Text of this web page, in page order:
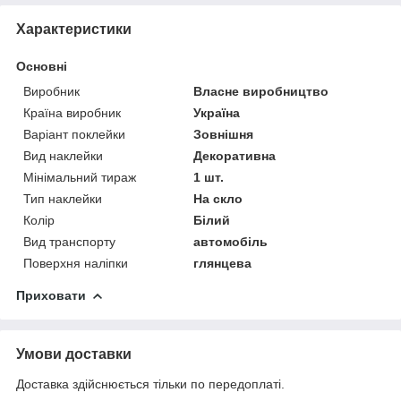
Характеристики
Основні
Виробник
Власне виробництво
Країна виробник
Україна
Варіант поклейки
Зовнішня
Вид наклейки
Декоративна
Мінімальний тираж
1 шт.
Тип наклейки
На скло
Колір
Білий
Вид транспорту
автомобіль
Поверхня наліпки
глянцева
Приховати
Умови доставки
Доставка здійснюється тільки по передоплаті.